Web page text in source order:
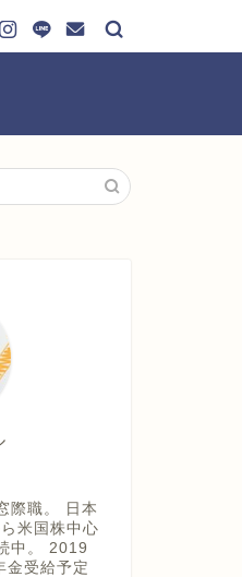
際職。 日本
米国株中心
中。 2019
金受給予定